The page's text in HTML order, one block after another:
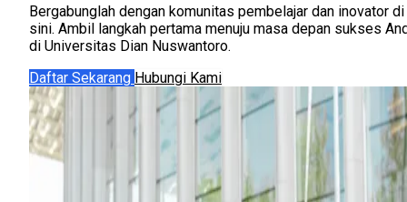
Bergabunglah dengan komunitas pembelajar dan inovator di
sini. Ambil langkah pertama menuju masa depan sukses
di Universitas Dian Nuswantoro.
Daftar Sekarang Hubungi Kami